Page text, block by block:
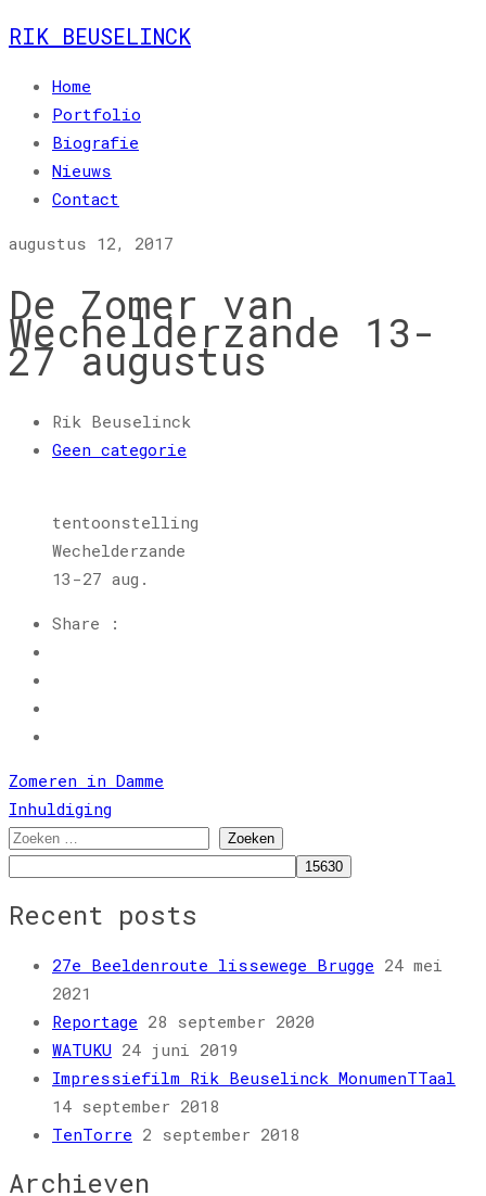
RIK BEUSELINCK
Home
Portfolio
Biografie
Nieuws
Contact
augustus 12, 2017
De Zomer van
Wechelderzande 13-
27 augustus
Rik Beuselinck
Geen categorie
tentoonstelling
Wechelderzande
13-27 aug.
Share :
Bericht
navigatie
Zomeren in Damme
Inhuldiging
Zoeken
naar:
Recent posts
27e Beeldenroute lissewege Brugge 24 mei
2021
Reportage 28 september 2020
WATUKU 24 juni 2019
Impressiefilm Rik Beuselinck MonumenTTaal
14 september 2018
TenTorre 2 september 2018
Archieven